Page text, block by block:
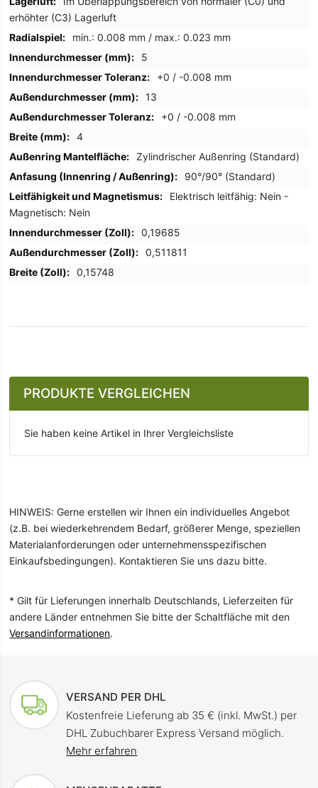
erhöhter (C3) Lagerluft
min.: 0.008 mm / max.: 0.023 mm
5
+0 / -0.008 mm
13
+0 / -0.008 mm
4
Zylindrischer Außenring (Standard)
90°/90° (Standard)
Elektrisch leitfähig: Nein -
Magnetisch: Nein
0,19685
0,511811
0,15748
PRODUKTE VERGLEICHEN
Sie haben keine Artikel in Ihrer Vergleichsliste
HINWEIS: Gerne erstellen wir Ihnen ein individuelles Angebot
(z.B. bei wiederkehrendem Bedarf, größerer Menge, speziellen
Materialanforderungen oder unternehmensspezifischen
Einkaufsbedingungen). Kontaktieren Sie uns dazu bitte.
* Gilt für Lieferungen innerhalb Deutschlands, Lieferzeiten für
andere Länder entnehmen Sie bitte der Schaltfläche mit den
Versandinformationen.
VERSAND PER DHL
Kostenfreie Lieferung ab 35 € (inkl. MwSt.) per
DHL Zubuchbarer Express Versand möglich.
Mehr erfahren